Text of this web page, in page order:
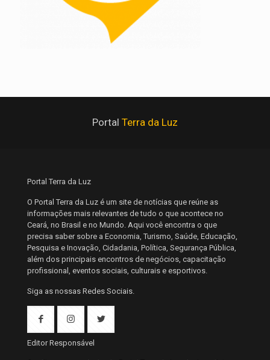
Portal Terra da Luz
Portal Terra da Luz
O Portal Terra da Luz é um site de notícias que reúne as
informações mais relevantes de tudo o que acontece no
Ceará, no Brasil e no Mundo. Aqui você encontra o que
precisa saber sobre a Economia, Turismo, Saúde, Educação,
Pesquisa e Inovação, Cidadania, Política, Segurança Pública,
além dos principais encontros de negócios, capacitação
profissional, eventos sociais, culturais e esportivos.
Siga as nossas Redes Sociais.
Editor Responsável